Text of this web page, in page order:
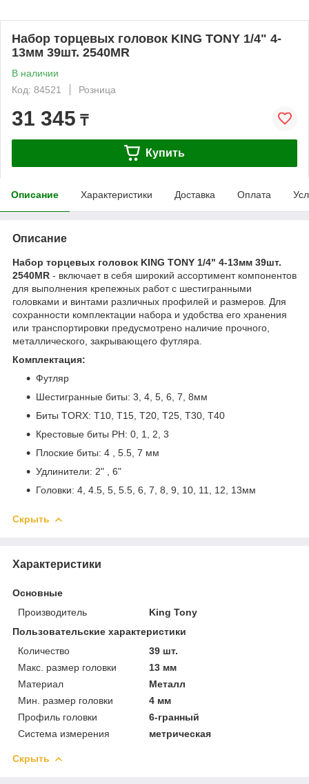
Набор торцевых головок KING TONY 1/4" 4-
13мм 39шт. 2540MR
В наличии
Код: 84521
Розница
31 345 ₸
Купить
Описание Характеристики Доставка Оплата
Описание
Набор торцевых головок KING TONY 1/4" 4-13мм 39шт.
2540MR - включает в себя широкий ассортимент компонентов
для выполнения крепежных работ с шестигранными
головками и винтами различных профилей и размеров. Для
сохранности комплектации набора и удобства его хранения
или транспортировки предусмотрено наличие прочного,
металлического, закрывающего футляра.
Комплектация:
Футляр
Шестигранные биты: 3, 4, 5, 6, 7, 8мм
Биты TORX: T10, T15, T20, T25, T30, T40
Крестовые биты РН: 0, 1, 2, 3
Плоские биты: 4 , 5.5, 7 мм
Удлинители: 2" , 6"
Головки: 4, 4.5, 5, 5.5, 6, 7, 8, 9, 10, 11, 12, 13мм
Скрыть
Характеристики
Основные
Производитель
King Tony
Пользовательские характеристики
Количество
39 шт.
Макс. размер головки
13 мм
Материал
Металл
Мин. размер головки
4 мм
Профиль головки
6-гранный
Система измерения
метрическая
Скрыть